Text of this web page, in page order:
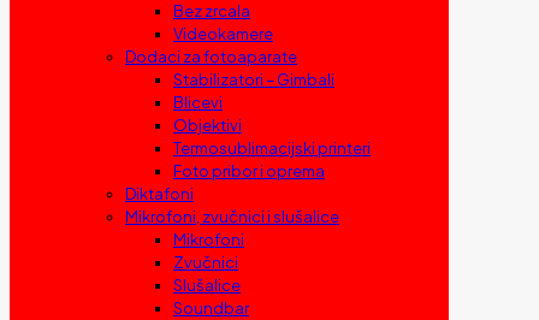
Bez zrcala
Videokamere
Dodaci za fotoaparate
Stabilizatori – Gimbali
Blicevi
Objektivi
Termosublimacijski printeri
Foto pribor i oprema
Diktafoni
Mikrofoni, zvučnici i slušalice
Mikrofoni
Zvučnici
Slušalice
Soundbar